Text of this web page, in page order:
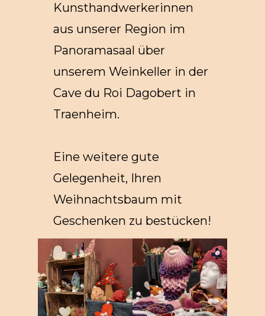
Kunsthandwerkerinnen
aus unserer Region im
Panoramasaal über
unserem Weinkeller in der
Cave du Roi Dagobert in
Traenheim.
Eine weitere gute
Gelegenheit, Ihren
Weihnachtsbaum mit
Geschenken zu bestücken!